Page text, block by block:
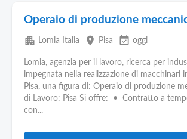
Operaio di produzione
apartment Lomia Italia place Pisa event_available oggi
Lomia, agenzia per il lavoro, ricerca per
impegnata nella realizzazione di macchinari
Pisa, una figura di: Operaio di produzione
di Lavoro: Pisa Si offre: • Contratto a
con...